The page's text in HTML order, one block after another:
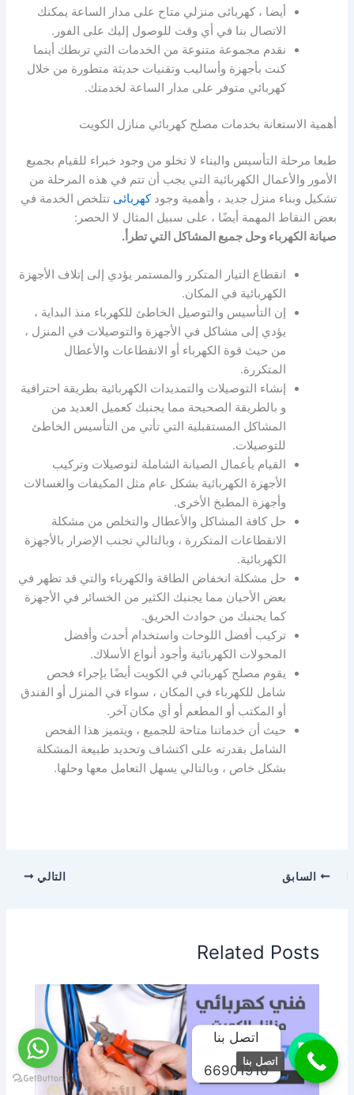
أيضا ، كهربائى منزلي متاح على مدار الساعة يمكنك
الاتصال بنا في أي وقت للوصول إليك على الفور.
نقدم مجموعة متنوعة من الخدمات التي تربطك أينما
كنت بأجهزة وأساليب وتقنيات حديثة متطورة من خلال
كهربائي متوفر على مدار الساعة لخدمتك.
أهمية الاستعانة بخدمات مصلح كهربائي منازل الكويت
طبعا مرحلة التأسيس والبناء لا تخلو من وجود خبراء للقيام بجميع
الأمور والأعمال الكهربائية التي يجب أن تتم في هذه المرحلة من
تشكيل وبناء منزل جديد ، وأهمية وجودكهربائى تتلخص الخدمة في
بعض النقاط المهمة أيضًا ، على سبيل المثال لا الحصر:
صيانة الكهرباء وحل جميع المشاكل التي تطرأ.
انقطاع التيار المتكرر والمستمر يؤدي إلى إتلاف الأجهزة
الكهربائية في المكان.
إن التأسيس والتوصيل الخاطئ للكهرباء منذ البداية ،
يؤدي إلى مشاكل في الأجهزة والتوصيلات في المنزل ،
من حيث قوة الكهرباء أو الانقطاعات والأعطال
المتكررة.
إنشاء التوصيلات والتمديدات الكهربائية بطريقة احترافية
و بالطريقة الصحيحة مما يجنبك كعميل العديد من
المشاكل المستقبلية التي تأتي من التأسيس الخاطئ
للتوصيلات.
القيام بأعمال الصيانة الشاملة لتوصيلات وتركيب
الأجهزة الكهربائية بشكل عام مثل المكيفات والغسالات
وأجهزة المطبخ الأخرى.
حل كافة المشاكل والأعطال والتخلص من مشكلة
الانقطاعات المتكررة ، وبالتالي تجنب الإضرار بالأجهزة
الكهربائية.
حل مشكلة انخفاض الطاقة والكهرباء والتي قد تظهر في
بعض الأحيان مما يجنبك الكثير من الخسائر في الأجهزة
كما يجنبك من حوادث الحريق.
تركيب أفضل اللوحات واستخدام أحدث وأفضل
المحولات الكهربائية وأجود أنواع الأسلاك.
يقوم مصلح كهربائي في الكويت أيضًا بإجراء فحص
شامل للكهرباء في المكان ، سواء في المنزل أو الفندق
أو المكتب أو المطعم أو أي مكان آخر.
حيث أن خدماتنا متاحة للجميع ، ويتميز هذا الفحص
الشامل بقدرته على اكتشاف وتحديد طبيعة المشكلة
بشكل خاص ، وبالتالي يسهل التعامل معها وحلها.
السابق التالي
Related Posts
اتصل بنا
اتصل بنا
66901910